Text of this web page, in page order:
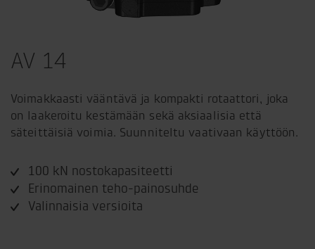
AV 14
Voimakkaasti vääntävä ja kompakti rotaattori, joka
on laakeroitu kestämään sekä aksiaalisia että
säteittäisiä voimia. Suunniteltu vaativaan käyttöön.
100 kN nostokapasiteetti
Erinomainen teho-painosuhde
Valinnaisia versioita